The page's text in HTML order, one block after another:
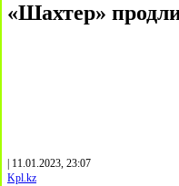
«Шахтер»
| 11.01.2023, 23:07
Kpl.kz